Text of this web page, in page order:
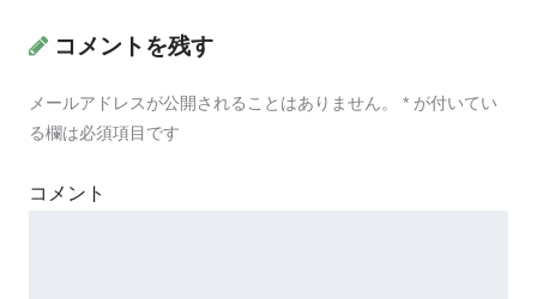
コメントを残す
メールアドレスが公開されることはありません。 * が付いてい
る欄は必須項目です
コメント